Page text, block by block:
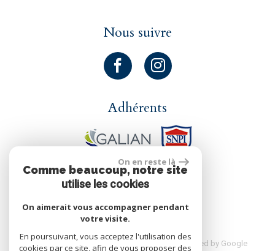
Nous suivre
Adhérents
réalisé par
© 2026 | Tous droits réservés | Traduction powered by Google
On en reste là
Comme beaucoup, notre site
utilise les cookies
On aimerait vous accompagner pendant
votre visite.
En poursuivant, vous acceptez l'utilisation des
cookies par ce site, afin de vous proposer des